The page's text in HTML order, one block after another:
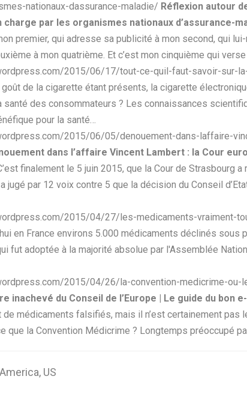
nationaux-dassurance-maladie/ Réflexion autour
par les organismes nationaux d’assurance-
premier, qui adresse sa publicité à mon second, qui
à mon quatrième. Et c’est mon cinquième qui
2015/06/17/tout-ce-quil-faut-savoir-sur-
de la cigarette étant présents, la cigarette
santé des consommateurs ? Les connaissances
pour la santé…
2015/06/05/denouement-dans-laffaire-
dans l’affaire Vincent Lambert : la Cour
finalement le 5 juin 2015, que la Cour de Strasbourg
jugé par 12 voix contre 5 que la décision du Conseil
2015/04/27/les-medicaments-vraiment-
en France environs 5.000 médicaments déclinés
fut adoptée à la majorité absolue par l'Assemblée
2015/04/26/la-convention-medicrime-ou-
inachevé du Conseil de l’Europe | Le guide du bon
médicaments falsifiés, mais il n’est certainement pas
que la Convention Médicrime ? Longtemps préoccupé
US